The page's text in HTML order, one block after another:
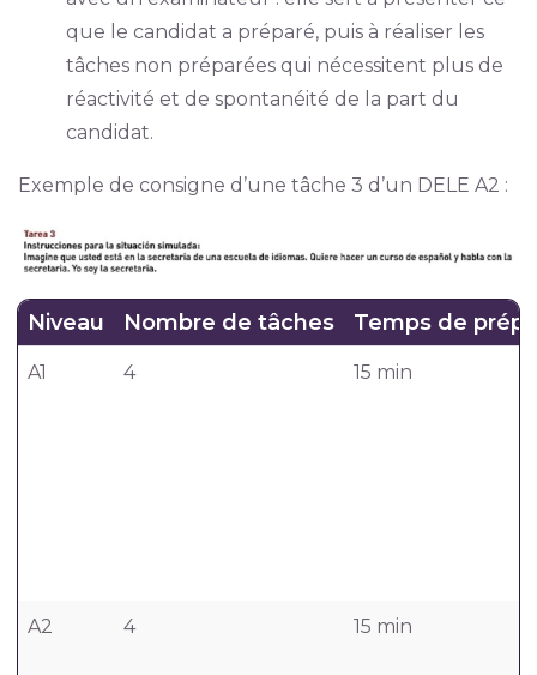
que le candidat a préparé, puis à réaliser les
tâches non préparées qui nécessitent plus de
réactivité et de spontanéité de la part du
candidat.
Exemple de consigne d’une tâche 3 d’un DELE A2 :
Niveau Nombre de tâches Temps de
A1 4 15 min
A2 4 15 min